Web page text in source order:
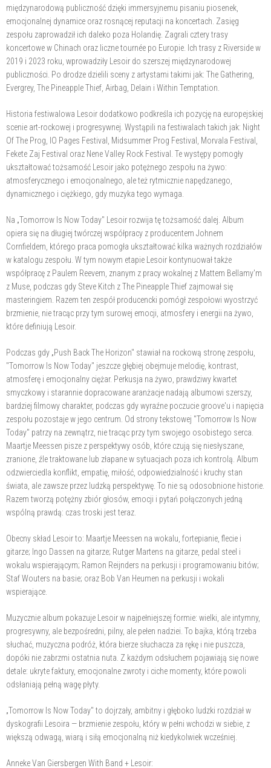
międzynarodową publiczność dzięki immersyjnemu pisaniu piosenek,
emocjonalnej dynamice oraz rosnącej reputacji na koncertach. Zasięg
zespołu zaprowadził ich daleko poza Holandię. Zagrali cztery trasy
koncertowe w Chinach oraz liczne tournée po Europie. Ich trasy z Riverside w
2019 i 2023 roku, wprowadziły Lesoir do szerszej międzynarodowej
publiczności. Po drodze dzielili sceny z artystami takimi jak: The Gathering,
Evergrey, The Pineapple Thief, Airbag, Delain i Within Temptation.
Historia festiwalowa Lesoir dodatkowo podkreśla ich pozycję na europejskiej
scenie art-rockowej i progresywnej. Wystąpili na festiwalach takich jak: Night
Of The Prog, IO Pages Festival, Midsummer Prog Festival, Morvala Festival,
Fekete Zaj Festival oraz Nene Valley Rock Festival. Te występy pomogły
ukształtować tożsamość Lesoir jako potężnego zespołu na żywo:
atmosferycznego i emocjonalnego, ale też rytmicznie napędzanego,
dynamicznego i ciężkiego, gdy muzyka tego wymaga.
Na „Tomorrow Is Now Today" Lesoir rozwija tę tożsamość dalej. Album
opiera się na długiej twórczej współpracy z producentem Johnem
Cornfieldem, którego praca pomogła ukształtować kilka ważnych rozdziałów
w katalogu zespołu. W tym nowym etapie Lesoir kontynuował także
współpracę z Paulem Reevem, znanym z pracy wokalnej z Mattem Bellamy'm
z Muse, podczas gdy Steve Kitch z The Pineapple Thief zajmował się
masteringiem. Razem ten zespół producencki pomógł zespołowi wyostrzyć
brzmienie, nie tracąc przy tym surowej emocji, atmosfery i energii na żywo,
które definiują Lesoir.
Podczas gdy „Push Back The Horizon" stawiał na rockową stronę zespołu,
"Tomorrow Is Now Today" jeszcze głębiej obejmuje melodię, kontrast,
atmosferę i emocjonalny ciężar. Perkusja na żywo, prawdziwy kwartet
smyczkowy i starannie dopracowane aranżacje nadają albumowi szerszy,
bardziej filmowy charakter, podczas gdy wyraźne poczucie groove'u i napięcia
zespołu pozostaje w jego centrum. Od strony tekstowej "Tomorrow Is Now
Today" patrzy na zewnątrz, nie tracąc przy tym swojego osobistego serca.
Maartje Meessen pisze z perspektywy osób, które czują się niesłyszane,
zranione, źle traktowane lub złapane w sytuacjach poza ich kontrolą. Album
odzwierciedla konflikt, empatię, miłość, odpowiedzialność i kruchy stan
świata, ale zawsze przez ludzką perspektywę. To nie są odosobnione historie.
Razem tworzą potężny zbiór głosów, emocji i pytań połączonych jedną
wspólną prawdą: czas troski jest teraz.
Obecny skład Lesoir to: Maartje Meessen na wokalu, fortepianie, flecie i
gitarze; Ingo Dassen na gitarze; Rutger Martens na gitarze, pedal steel i
wokalu wspierającym; Ramon Reijnders na perkusji i programowaniu bitów;
Staf Wouters na basie; oraz Bob Van Heumen na perkusji i wokali
wspierające.
Muzycznie album pokazuje Lesoir w najpełniejszej formie: wielki, ale intymny,
progresywny, ale bezpośredni, pilny, ale pełen nadziei. To bajka, którą trzeba
słuchać, muzyczna podróż, która bierze słuchacza za rękę i nie puszcza,
dopóki nie zabrzmi ostatnia nuta. Z każdym odsłuchem pojawiają się nowe
detale: ukryte faktury, emocjonalne zwroty i ciche momenty, które powoli
odsłaniają pełną wagę płyty.
„Tomorrow Is Now Today" to dojrzały, ambitny i głęboko ludzki rozdział w
dyskografii Lesoira — brzmienie zespołu, który w pełni wchodzi w siebie, z
większą odwagą, wiarą i siłą emocjonalną niż kiedykolwiek wcześniej.
Anneke Van Giersbergen With Band + Lesoir: